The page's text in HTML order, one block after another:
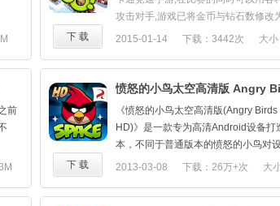
黑
强
攻击对手,游戏已将金币与钻石数修改
赛车大战开始了! 《愤怒的小鸟Go
将随着Piggy Island一起以丰富多彩的
临，这一次将从各个角度观赏鸟儿和
鸟红、飞镖黄、大红、粉思思、及国
许多其他可爱的人物都在此集结！这
的赛道，你可以使用特技赛道、空中
道，任何一条赛道都将是一个巨大且惊
战!狂欢开始! 愤怒的小鸟Go官方原版
2015-01-14 下载：3442次 大
下 载
前
愤怒的小鸟太空高清版 Angry
HD
《愤怒的小鸟太空高清版(Angry
HD)》是一款专为高清Android设备打
本，不同于普通版本的愤怒的小鸟对
有要求，这个高清版推荐的屏幕分辨
高，屏幕适配会出现问题。
2013-03-08 下载：26万+次 大
下 载